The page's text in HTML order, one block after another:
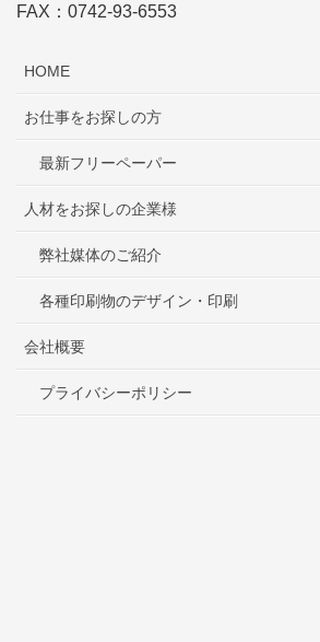
FAX：0742-93-6553
HOME
お仕事をお探しの方
最新フリーペーパー
人材をお探しの企業様
弊社媒体のご紹介
各種印刷物のデザイン・印刷
会社概要
プライバシーポリシー